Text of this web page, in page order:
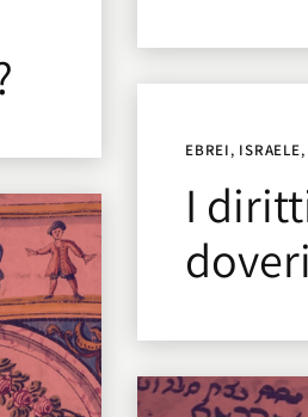
EBREI, ISRAELE,
I